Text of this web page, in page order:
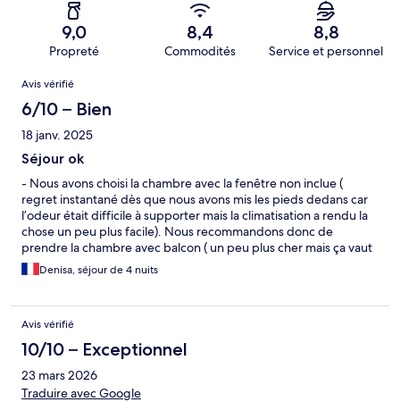
9,0
Propreté
8,4
Commodités
8,8
Service et personnel
Avis
Avis vérifié
6/10 – Bien
18 janv. 2025
Séjour ok
- Nous avons choisi la chambre avec la fenêtre non inclue (
regret instantané dès que nous avons mis les pieds dedans car
l’odeur était difficile à supporter mais la climatisation a rendu la
chose un peu plus facile). Nous recommandons donc de
prendre la chambre avec balcon ( un peu plus cher mais ça vaut
le coup). - Murs absolument pas insonores ( on entendait
chaque pas dans le couloir ( matin et soir) - La piscine est
film n’a été projeté sur la plage car un peu de vent ( dommage
car il était largement supportable) - Service de restauration très
agréable.
Denisa, séjour de 4 nuits
Avis vérifié
10/10 – Exceptionnel
23 mars 2026
Traduire avec Google